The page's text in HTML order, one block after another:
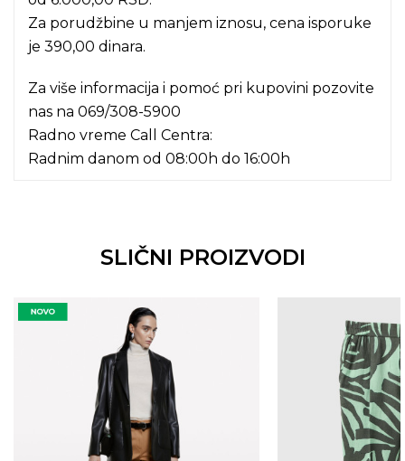
Za porudžbine u manjem iznosu, cena isporuke
je 390,00 dinara.
Za više informacija i pomoć pri kupovini pozovite
nas na 069/308-5900
Radno vreme Call Centra:
Radnim danom od 08:00h do 16:00h
SLIČNI PROIZVODI